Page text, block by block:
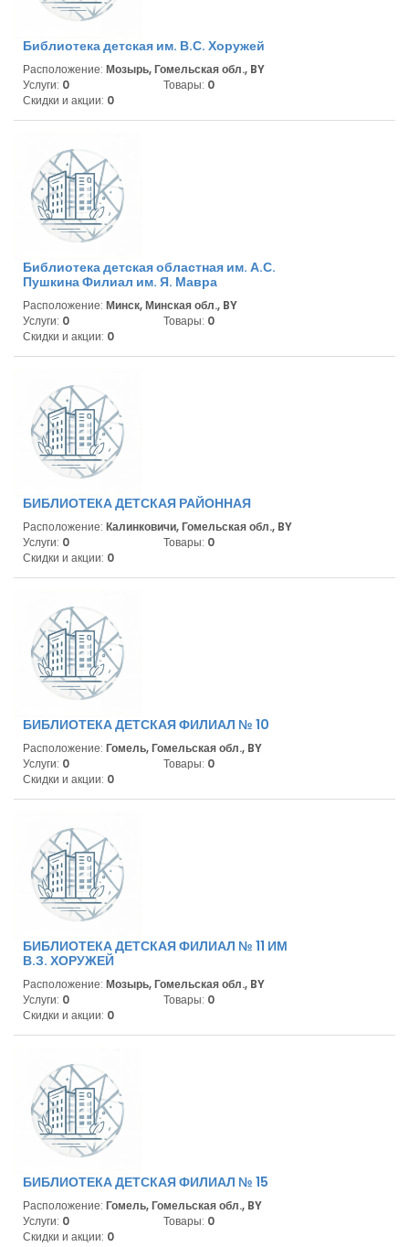
Библиотека детская им. В.С. Хоружей
Расположение: Мозырь, Гомельская обл., BY
Услуги: 0 Товары: 0
Скидки и акции: 0
Библиотека детская областная им. А.С.
Пушкина Филиал им. Я. Мавра
Расположение: Минск, Минская обл., BY
Услуги: 0 Товары: 0
Скидки и акции: 0
БИБЛИОТЕКА ДЕТСКАЯ РАЙОННАЯ
Расположение: Калинковичи, Гомельская обл., BY
Услуги: 0 Товары: 0
Скидки и акции: 0
БИБЛИОТЕКА ДЕТСКАЯ ФИЛИАЛ № 10
Расположение: Гомель, Гомельская обл., BY
Услуги: 0 Товары: 0
Скидки и акции: 0
БИБЛИОТЕКА ДЕТСКАЯ ФИЛИАЛ № 11 ИМ
В.З. ХОРУЖЕЙ
Расположение: Мозырь, Гомельская обл., BY
Услуги: 0 Товары: 0
Скидки и акции: 0
БИБЛИОТЕКА ДЕТСКАЯ ФИЛИАЛ № 15
Расположение: Гомель, Гомельская обл., BY
Услуги: 0 Товары: 0
Скидки и акции: 0